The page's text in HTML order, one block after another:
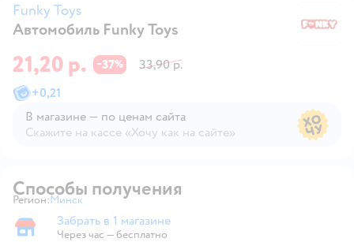
Funky Toys
Автомобиль Funky Toys
21,20 р. −37%
33,90 р.
+0,21
В магазине — по ценам сайта
Скажите на кассе «Хочу как на сайте»
Способы получения
Регион: Выбор адреса доставки.
Минск
Забрать в магазине
Забрать в 1 магазине
Через час — бесплатно